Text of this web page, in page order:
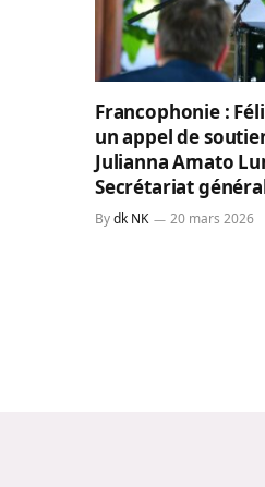
Francophonie :
un appel de
Julianna Amato
Secrétariat
Bydk NK 20 mars 2026